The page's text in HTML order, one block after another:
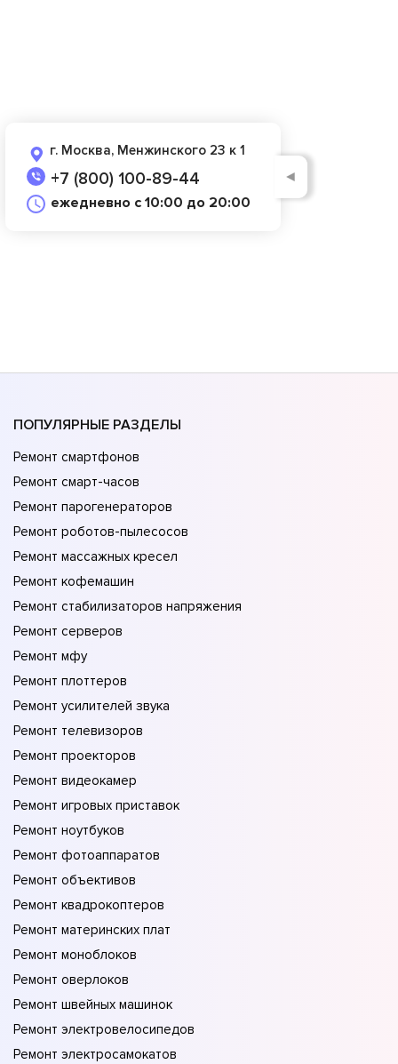
г. Москва, Менжинского 23 к 1
+7 (800) 100-89-44
ежедневно с 10:00 до 20:00
◄
ПОПУЛЯРНЫЕ РАЗДЕЛЫ
Ремонт смартфонов
Ремонт смарт-часов
Ремонт парогенераторов
Ремонт роботов-пылесосов
Ремонт массажных кресел
Ремонт кофемашин
Ремонт стабилизаторов напряжения
Ремонт серверов
Ремонт мфу
Ремонт плоттеров
Ремонт усилителей звука
Ремонт телевизоров
Ремонт проекторов
Ремонт видеокамер
Ремонт игровых приставок
Ремонт ноутбуков
Ремонт фотоаппаратов
Ремонт объективов
Ремонт квадрокоптеров
Ремонт материнских плат
Ремонт моноблоков
Ремонт оверлоков
Ремонт швейных машинок
Ремонт электровелосипедов
Ремонт электросамокатов